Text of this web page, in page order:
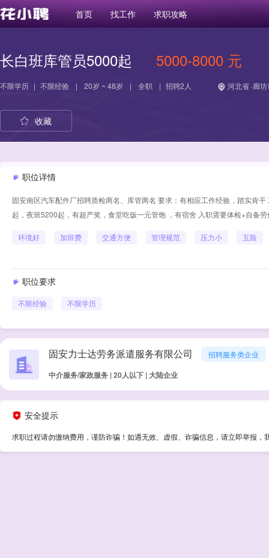
首页 找工作 求职攻略
长白班库管员5000起 5000-8000 元
不限学历 | 不限经验 | 20岁 ~ 48岁 | 全职 | 招聘2人 河北省 ·廊
收藏
职位详情
固安南区汽车配件厂招聘质检两名、库管两名 要求：有相应工作经验，踏实肯
起，夜班5200起，有超产奖，食堂吃饭一元管饱 ，有宿舍 入职需要体检+自备
环境好 加班费 交通方便 管理规范 压力小 五险
职位要求
不限经验 不限学历
固安力士达劳务派遣服务有限公司 招聘服务类企业
中介服务/家政服务 | 20人以下 | 大陆企业
安全提示
求职过程请勿缴纳费用，谨防诈骗！如遇无效、虚假、诈骗信息，请立即举报，